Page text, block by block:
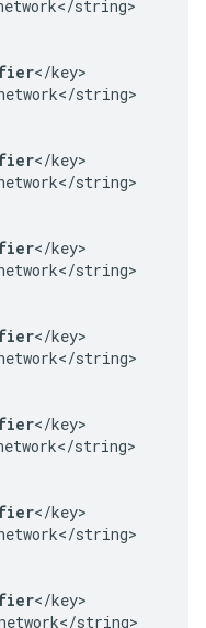
string>
</key>
string>
</key>
string>
</key>
string>
</key>
string>
</key>
string>
</key>
string>
</key>
string>